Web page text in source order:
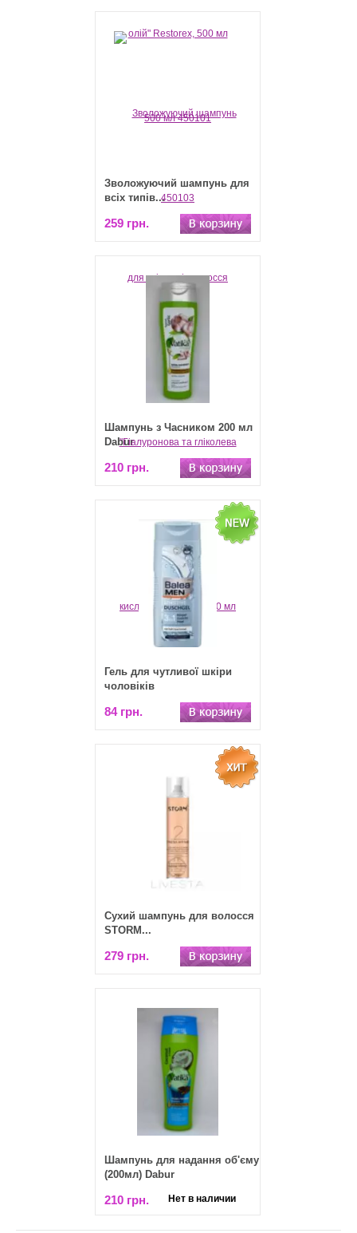
Зволожуючий шампунь для
всіх типів...
259 грн.
Шампунь з Часником 200 мл
Dabur
210 грн.
Гель для чутливої шкіри
чоловіків
84 грн.
Сухий шампунь для волосся
STORM...
279 грн.
Шампунь для надання об'єму
(200мл) Dabur
210 грн. Нет в наличии